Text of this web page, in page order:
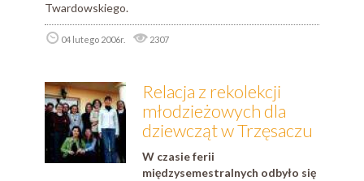
Twardowskiego.
04 lutego 2006r. 2307
Relacja z rekolekcji
młodzieżowych dla
dziewcząt w Trzęsaczu
W czasie ferii
międzysemestralnych odbyło się